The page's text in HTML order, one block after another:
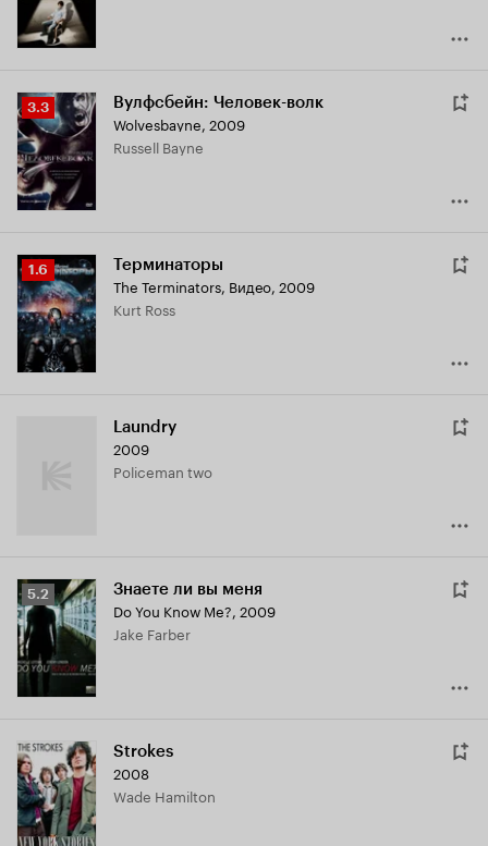
Рейтинг
Кинопоиска
3.3
3.3 Вулфсбейн: Человек-волк
Wolvesbayne, 2009
Russell Bayne
Рейтинг
Кинопоиска
1.6
1.6 Терминаторы
The Terminators, Видео, 2009
Kurt Ross
Laundry
2009
Policeman two
Рейтинг
Кинопоиска
5.2
5.2 Знаете ли вы меня
Do You Know Me?, 2009
Jake Farber
Strokes
2008
Wade Hamilton